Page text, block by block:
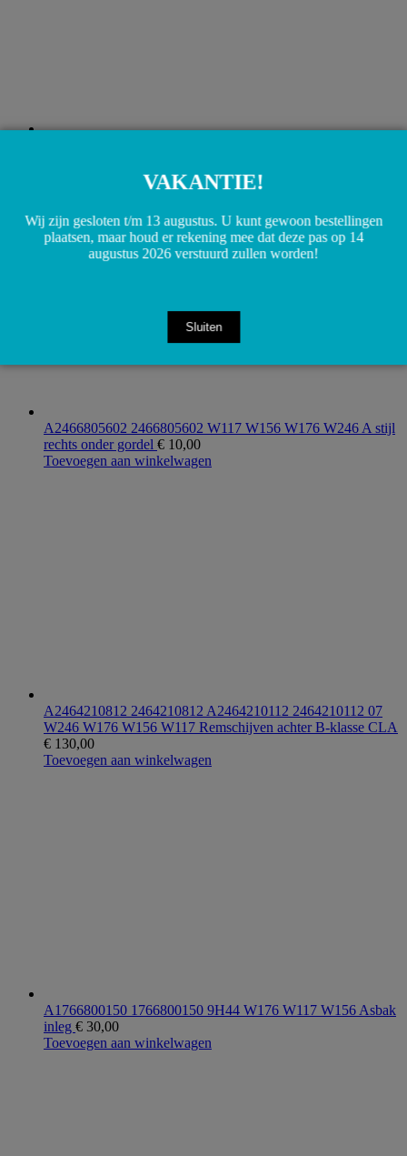
Toevoegen aan winkelwagen
A2466805602 2466805602 W117 W156 W176 W246 A stijl
rechts onder gordel € 10,00
Toevoegen aan winkelwagen
A2464210812 2464210812 A2464210112 2464210112 07
W246 W176 W156 W117 Remschijven achter B-klasse CLA
€ 130,00
Toevoegen aan winkelwagen
A1766800150 1766800150 9H44 W176 W117 W156 Asbak
inleg € 30,00
Toevoegen aan winkelwagen
VAKANTIE!
Wij zijn gesloten t/m 13 augustus. U kunt gewoon bestellingen
plaatsen, maar houd er rekening mee dat deze pas op 14
augustus 2026 verstuurd zullen worden!
Sluiten